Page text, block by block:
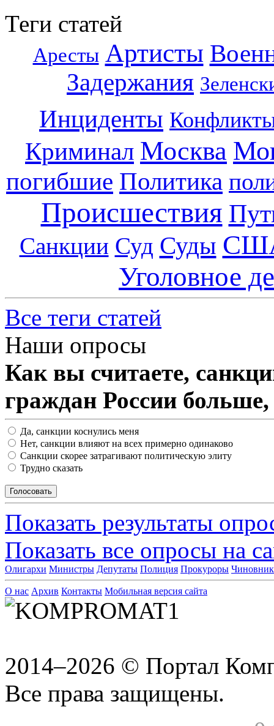
Теги статей
Аресты Артисты
Задержания
Инциденты
Криминал Москва
погибшие Политика
Происшествия
Санкции Суд Суды
Уголовное
Все теги статей
Наши опросы
Как вы считаете,
граждан России
Да, санкции коснулись меня
Нет, санкции влияют на всех примерно одинаково
Санкции скорее затрагивают политическую элиту
Трудно сказать
Показать результаты
Показать все опросы на
Олигархи Министры Депутаты Полиция Прокуроры
О нас Архив Контакты Мобильная версия сайта
2014–2026 © Портал
Все права защищены.